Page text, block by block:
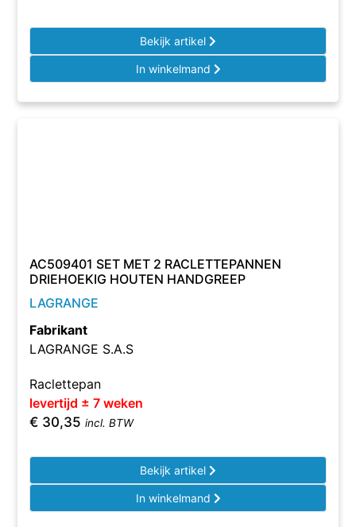
Bekijk artikel
In winkelmand
AC509401 SET MET 2 RACLETTEPANNEN
DRIEHOEKIG HOUTEN HANDGREEP
LAGRANGE
Fabrikant
LAGRANGE S.A.S
Raclettepan
levertijd ± 7 weken
€ 30,35 incl. BTW
Bekijk artikel
In winkelmand